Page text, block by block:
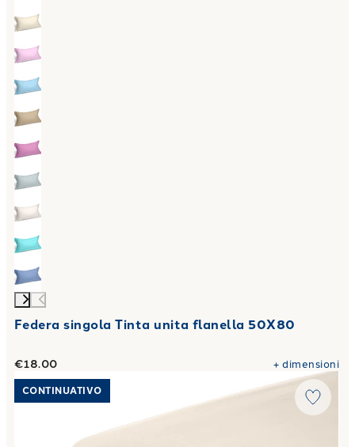
Federa singola Tinta unita flanella 50X80
€18.00 +dimensioni
Link to "Lenzuolo Inferiore in Jersey di Cotone "
CONTINUATIVO